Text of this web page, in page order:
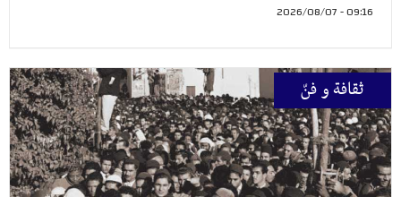
09:16 - 2026/08/07
ثقافة و فنّ